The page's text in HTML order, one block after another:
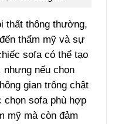
thất thông thường,
thẩm mỹ và sự
sofa có thể tạo
nhưng nếu chọn
gian trông chật
chọn sofa phù hợp
mỹ mà còn đảm